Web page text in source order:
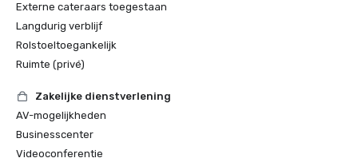
Externe cateraars toegestaan
Langdurig verblijf
Rolstoeltoegankelijk
Ruimte (privé)
Zakelijke dienstverlening
AV-mogelijkheden
Businesscenter
Videoconferentie